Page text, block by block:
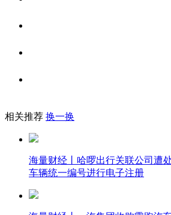
相关推荐 换一换
海量财经丨哈啰出行关联公司遭
车辆统一编号进行电子注册